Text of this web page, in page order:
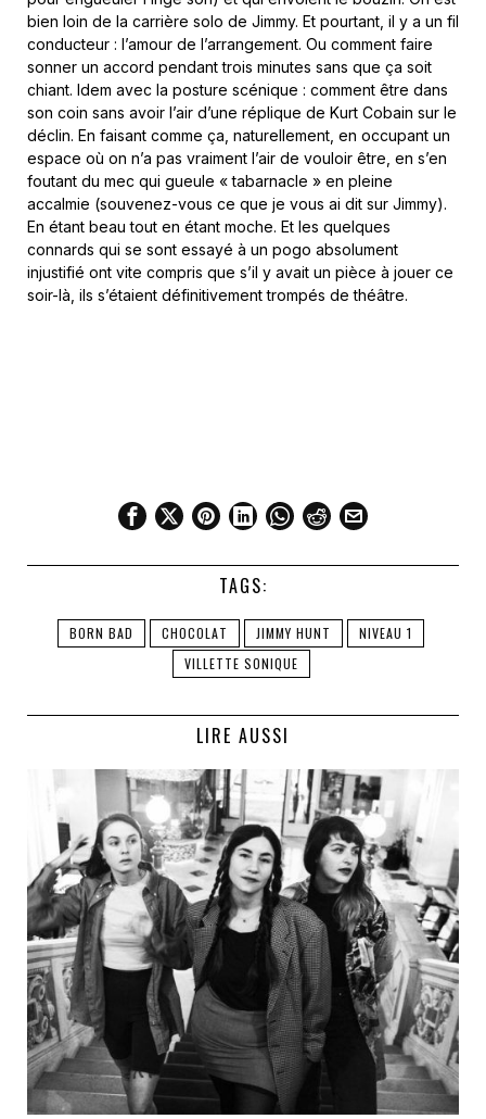
bien loin de la carrière solo de Jimmy. Et pourtant, il y a un fil
conducteur : l’amour de l’arrangement. Ou comment faire
sonner un accord pendant trois minutes sans que ça soit
chiant. Idem avec la posture scénique : comment être dans
son coin sans avoir l’air d’une réplique de Kurt Cobain sur le
déclin. En faisant comme ça, naturellement, en occupant un
espace où on n’a pas vraiment l’air de vouloir être, en s’en
foutant du mec qui gueule « tabarnacle » en pleine
accalmie (souvenez-vous ce que je vous ai dit sur Jimmy).
En étant beau tout en étant moche. Et les quelques
connards qui se sont essayé à un pogo absolument
injustifié ont vite compris que s’il y avait un pièce à jouer ce
soir-là, ils s’étaient définitivement trompés de théâtre.
TAGS:
BORN BAD CHOCOLAT JIMMY HUNT
NIVEAU 1
VILLETTE SONIQUE
LIRE AUSSI